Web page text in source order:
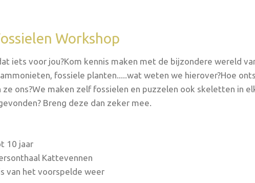
Workshop
iets voor jou?Kom kennis maken met de bijzondere wereld
fossiele planten.....wat weten we hierover?Hoe
ons?We maken zelf fossielen en puzzelen ook skeletten in
Breng deze dan zeker mee.
10 jaar
Kattevennen
van het voorspelde weer